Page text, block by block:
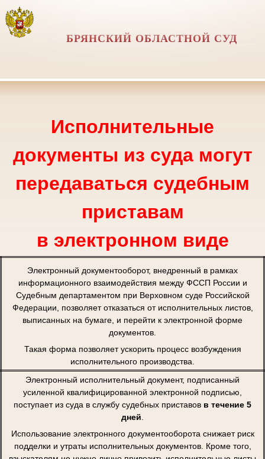
БРЯНСКИЙ ОБЛАСТНОЙ СУД
Исполнительные
документы из суда могут
передаваться судебным
приставам
в электронном виде
Электронный документооборот, внедренный в рамках
информационного взаимодействия между ФССП России и
Судебным департаментом при Верховном суде Российской
Федерации, позволяет отказаться от исполнительных листов,
выписанных на бумаге, и перейти к электронной форме
документов.
Такая форма позволяет ускорить процесс возбуждения
исполнительного производства.
Электронный исполнительный документ, подписанный
усиленной квалифицированной электронной подписью,
поступает из суда в службу судебных приставов в течение 5
дней
Использование электронного документооборота снижает риск
подделки и утраты исполнительных документов. Кроме того,